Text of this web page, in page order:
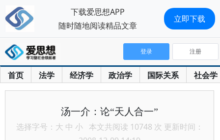
首页 法学 经济学 政治学 国际关系 社会学
登录 注册
汤一介：论“天人合一”
选择字号： 大 中 小 本文共阅读 10748 次 更新时间：
下载爱思想APP
随时随地阅读精品文章
立即下载